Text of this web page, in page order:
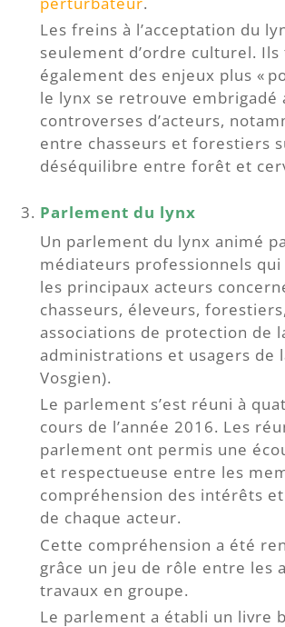
Les freins à l’acceptation du
seulement d’ordre culturel.
également des enjeux plus «
le lynx se retrouve embrigadé
controverses d’acteurs,
entre chasseurs et forestiers
déséquilibre entre forêt et
Parlement du lynx
Un parlement du lynx animé
médiateurs professionnels
les principaux acteurs
chasseurs, éleveurs,
associations de protection de
administrations et usagers de
Vosgien).
Le parlement s’est réuni à
cours de l’année 2016. Les
parlement ont permis une
et respectueuse entre les
compréhension des intérêts
de chaque acteur.
Cette compréhension a été
grâce un jeu de rôle entre les
travaux en groupe.
Le parlement a établi un livre